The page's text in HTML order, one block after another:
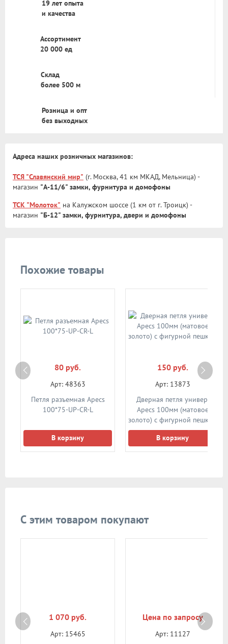
19 лет опыта
и качества
Ассортимент
20 000 ед
Склад
более 500 м
Розница и опт
без выходных
Адреса наших розничных магазинов:
ТСЯ "Славянский мир" (г. Москва, 41 км МКАД, Мельница) -
магазин "А-11/6" замки, фурнитура и домофоны
ТСК "Молоток" на Калужском шоссе (1 км от г. Троицк) -
магазин "Б-12" замки, фурнитура, двери и домофоны
Похожие товары
80 руб.
Арт: 48363
Петля разъемная Apecs
100*75-UP-CR-L
В корзину
150 руб.
Арт: 13873
Дверная петля универ.
Apecs 100мм (матовое
золото) с фигурной пешкой
В корзину
С этим товаром покупают
1 070 руб.
Арт: 15465
Цена по запросу
Арт: 11127